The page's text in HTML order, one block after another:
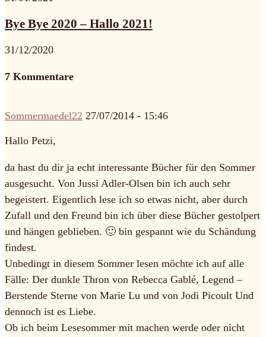
Bye Bye 2020 – Hallo 2021!
31/12/2020
7 Kommentare
Sommermaedel22 27/07/2014 - 15:46
Hallo Petzi,
da hast du dir ja echt interessante Bücher für den Sommer
ausgesucht. Von Jussi Adler-Olsen bin ich auch sehr
begeistert. Eigentlich lese ich so etwas nicht, aber durch
Zufall und den Freund bin ich über diese Bücher gestolpert
und hängen geblieben. 🙂 bin gespannt wie du Schändung
findest.
Unbedingt in diesem Sommer lesen möchte ich auf alle
Fälle: Der dunkle Thron von Rebecca Gablé, Legend –
Berstende Sterne von Marie Lu und von Jodi Picoult Und
dennoch ist es Liebe.
Ob ich beim Lesesommer mit machen werde oder nicht